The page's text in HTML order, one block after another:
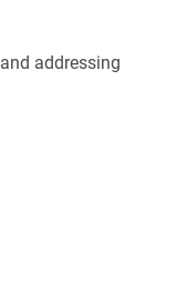
addressing